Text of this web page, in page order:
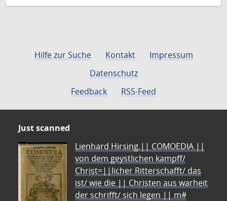
Hilfe zur Suche Kontakt
Impressum
Datenschutz
Feedback
RSS-Feed
Just scanned
Lienhard Hirsing.|| COMOEDIA ||
von dem geystlichen kampff/
Christ=||licher Ritterschafft/ das
ist/ wie die || Christen aus warheit
der schrifft/ sich legen || m#